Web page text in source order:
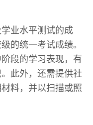
业水平测试的成
的统一考试成绩。
段的学习表现，有
此外，还需提供社
料，并以扫描或照